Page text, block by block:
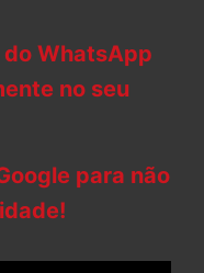
do WhatsApp
no seu
para não